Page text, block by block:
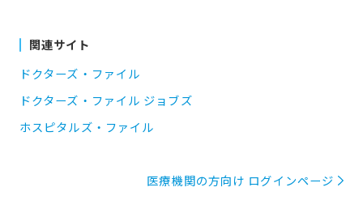
関連サイト
ドクターズ・ファイル
ドクターズ・ファイル ジョブズ
ホスピタルズ・ファイル
医療機関の方向け ログインページ